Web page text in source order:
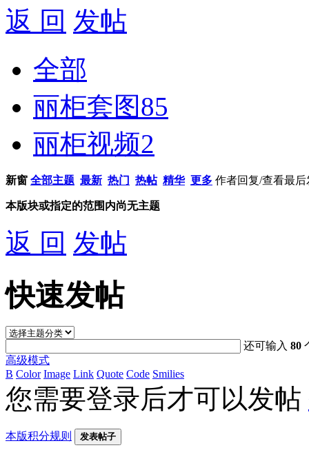
返 回 发帖
全部
丽柜套图85
丽柜视频2
新窗 全部主题 最新 热门 热帖 精华 更多 作者回复/查看最后
本版块或指定的范围内尚无主题
返 回 发帖
快速发帖
还可输入80
高级模式
B Color Image Link Quote Code Smilies
您需要登录后才可以发帖
本版积分规则 发表帖子